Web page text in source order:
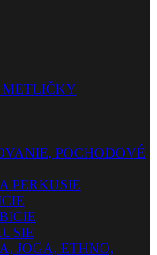
METLIČKY
POCHODOVÉ
PERKUSIE
JOGA, ETHNO,